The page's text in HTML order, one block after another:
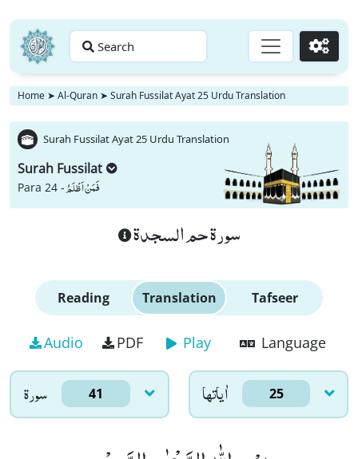
Search Go
Home ➤ Al-Quran ➤ Surah Fussilat Ayat 25 Urdu Translation
Surah Fussilat Ayat 25 Urdu Translation
Surah Fussilat
Para 24 -فَمَنْ اَظْلَمُ
سورة حم السجدة
Reading Translation Tafseer
Audio PDF Play Language
سورۃ 41 اٰياتها 25